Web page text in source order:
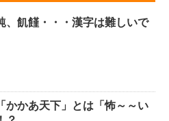
、飢饉・・・漢字は難しいで
かかあ天下」とは「怖～～い